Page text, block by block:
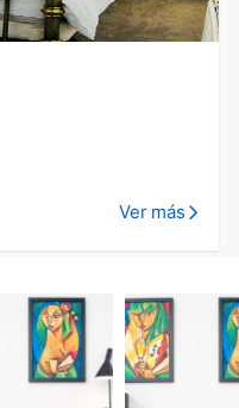
Ver más